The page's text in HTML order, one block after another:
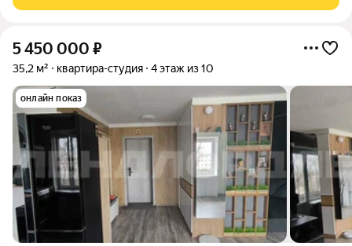
5 450 000 ₽
35,2 м² квартира-студия 4 этаж из 10
онлайн показ